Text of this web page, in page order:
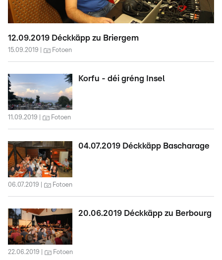
12.09.2019 Déckkäpp zu Briergem
15.09.2019 Fotoen
Korfu - déi gréng Insel
11.09.2019 Fotoen
04.07.2019 Déckkäpp Bascharage
06.07.2019 Fotoen
20.06.2019 Déckkäpp zu Berbourg
22.06.2019 Fotoen